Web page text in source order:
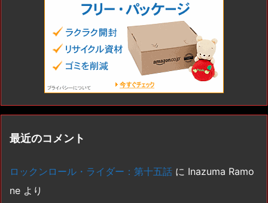
最近のコメント
ロックンロール・ライダー：第十五話 に Inazuma Ramo
ne より